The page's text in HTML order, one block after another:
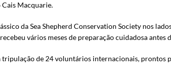
Cais Macquarie.
da Sea Shepherd Conservation Society nos
vários meses de preparação cuidadosa
tripulação de 24 voluntários internacionais,